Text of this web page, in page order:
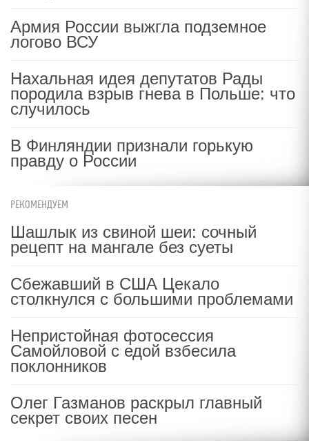
Армия России выжгла подземное
логово ВСУ
Нахальная идея депутатов Рады
породила взрыв гнева в Польше: что
случилось
В Финляндии признали горькую
правду о России
РЕКОМЕНДУЕМ
Шашлык из свиной шеи: сочный
рецепт на мангале без суеты
Сбежавший в США Цекало
столкнулся с большими проблемами
Непристойная фотосессия
Самойловой с едой взбесила
поклонников
Олег Газманов раскрыл главный
секрет своих песен